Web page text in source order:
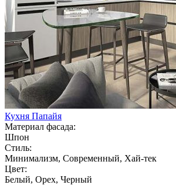
Кухня Папайя
Материал фасада:
Шпон
Стиль:
Минимализм, Современный, Хай-тек
Цвет:
Белый, Орех, Черный